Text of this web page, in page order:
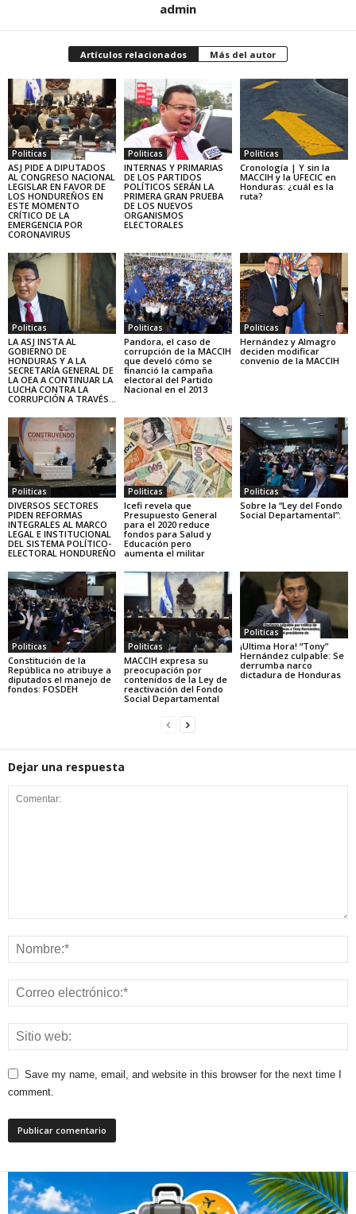
admin
Artículos relacionados Más del autor
Politicas
ASJ PIDE A DIPUTADOS
AL CONGRESO NACIONAL
LEGISLAR EN FAVOR DE
LOS HONDUREÑOS EN
ESTE MOMENTO
CRÍTICO DE LA
EMERGENCIA POR
CORONAVIRUS
Politicas
INTERNAS Y PRIMARIAS
DE LOS PARTIDOS
POLÍTICOS SERÁN LA
PRIMERA GRAN PRUEBA
DE LOS NUEVOS
ORGANISMOS
ELECTORALES
Politicas
Cronología | Y sin la
MACCIH y la UFECIC en
Honduras: ¿cuál es la
ruta?
Politicas
LA ASJ INSTA AL
GOBIERNO DE
HONDURAS Y A LA
SECRETARÍA GENERAL DE
LA OEA A CONTINUAR LA
LUCHA CONTRA LA
CORRUPCIÓN A TRAVÉS...
Politicas
Pandora, el caso de
corrupción de la MACCIH
que develó cómo se
ﬁnanció la campaña
electoral del Partido
Nacional en el 2013
Politicas
Hernández y Almagro
deciden modificar
convenio de la MACCIH
Politicas
DIVERSOS SECTORES
PIDEN REFORMAS
INTEGRALES AL MARCO
LEGAL E INSTITUCIONAL
DEL SISTEMA POLÍTICO-
ELECTORAL HONDUREÑO
Politicas
Icefi revela que
Presupuesto General
para el 2020 reduce
fondos para Salud y
Educación pero
aumenta el militar
Politicas
Sobre la “Ley del Fondo
Social Departamental”:
Politicas
Constitución de la
República no atribuye a
diputados el manejo de
fondos: FOSDEH
Politicas
MACCIH expresa su
preocupación por
contenidos de la Ley de
reactivación del Fondo
Social Departamental
Politicas
¡Ultima Hora! “Tony”
Hernández culpable: Se
derrumba narco
dictadura de Honduras
Dejar una respuesta
Save my name, email, and website in this browser for the next time I
comment.